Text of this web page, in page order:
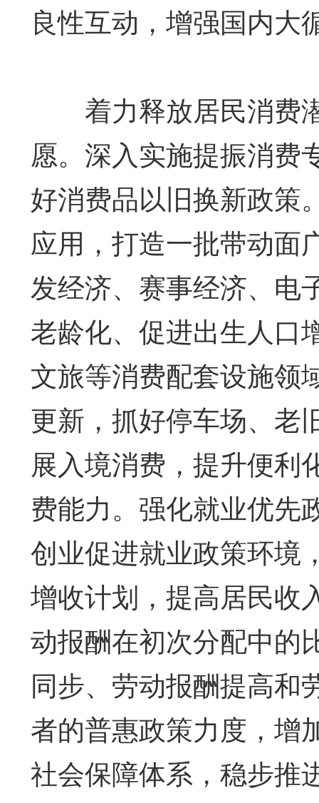
良性互动，增强国内大
着力释放居民消费
愿。深入实施提振消费
好消费品以旧换新政策
应用，打造一批带动面
发经济、赛事经济、电
老龄化、促进出生人口
文旅等消费配套设施领
更新，抓好停车场、老
展入境消费，提升便利
费能力。强化就业优先
创业促进就业政策环境
增收计划，提高居民收
动报酬在初次分配中的
同步、劳动报酬提高和
者的普惠政策力度，增
社会保障体系，稳步推